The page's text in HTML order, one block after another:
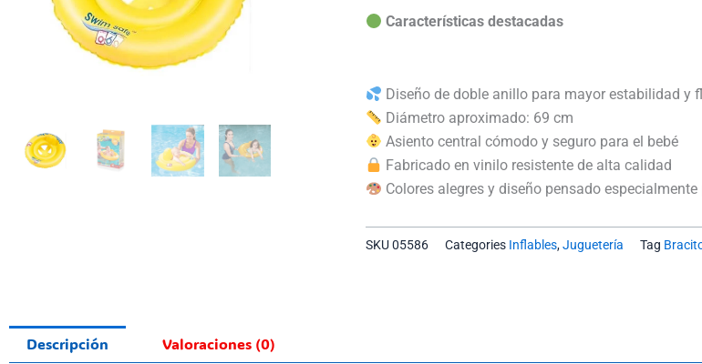
Características destacadas
Diseño de doble anillo para mayor estabilidad y
Diámetro aproximado: 69 cm
Asiento central cómodo y seguro para el bebé
Fabricado en vinilo resistente de alta calidad
Colores alegres y diseño pensado
Bebe
SKU05586 Categories Inflables,Juguetería Tag
Descripción Valoraciones (0)